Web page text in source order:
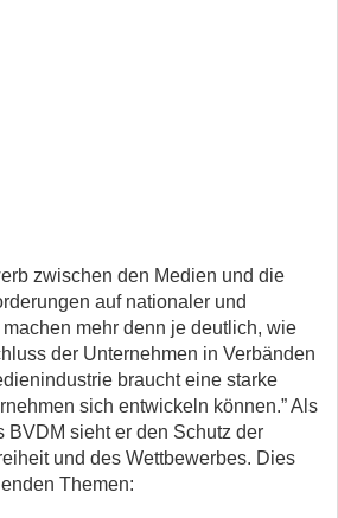
zwischen den Medien und die
auf nationaler und
mehr denn je deutlich, wie
der Unternehmen in Verbänden
braucht eine starke
sich entwickeln können.” Als
BVDM sieht er den Schutz der
und des Wettbewerbes. Dies
Themen: